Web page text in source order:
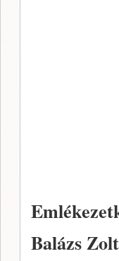
Balázs